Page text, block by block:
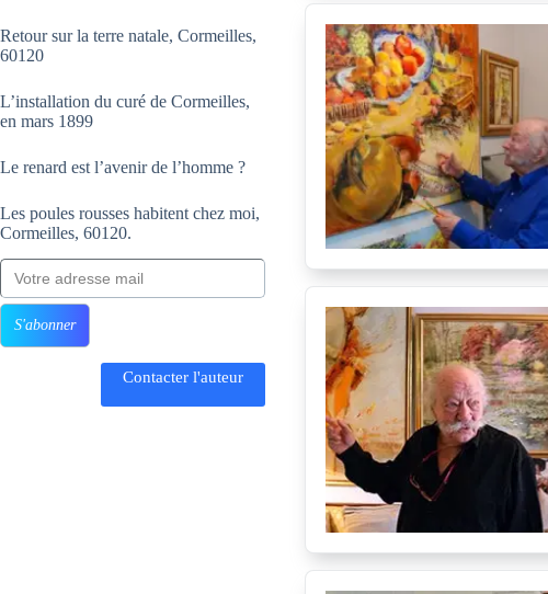
Retour sur la terre natale, Cormeilles,
60120
L’installation du curé de Cormeilles,
en mars 1899
Le renard est l’avenir de l’homme ?
Les poules rousses habitent chez moi,
Cormeilles, 60120.
Votre adresse mail
S'abonner
Contacter l'auteur